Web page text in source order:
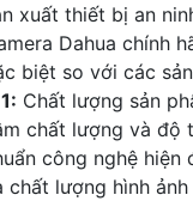
xuất thiết bị an
Dahua chính
biệt so với các
1: Chất lượng sản
chất lượng và độ
công nghệ hiện
chất lượng hình ảnh